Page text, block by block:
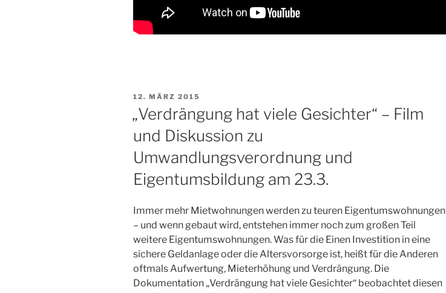
VERÖFFENTLICHT
12. MÄRZ 2015
„Verdrängung hat viele Gesichter“ – Film
und Diskussion zu
Umwandlungsverordnung und
Eigentumsbildung am 23.3.
Immer mehr Mietwohnungen werden zu teuren Eigentumswohnungen
– und wenn gebaut wird, entstehen immer noch zum großen Teil
weitere Eigentumswohnungen. Was für die Einen Investition in eine
sichere Geldanlage oder die Altersvorsorge ist, heißt für die Anderen
oftmals Aufwertung, Mieterhöhung und Verdrängung. Die
Dokumentation „Verdrängung hat viele Gesichter“ beobachtet diesen